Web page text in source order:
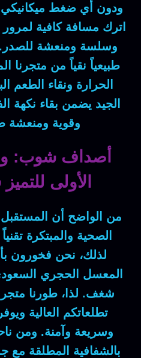
ودون أي ضغط
اترك مسافة كافية لمرور
وسلسة ومنعشة
طبيعياً نقياً من متجرنا
الحرارة ونقاء الطعم
الجيد يضمن بقاء نكهة
وقوية ومنعشة
أصداف شوب:
الأولى
من الواضح أن
الصحية والمبتكرة
لذلك، نحن فخورون
المعسل الحجري
شغف. لذا، طورنا
تطلعاتكم العالية
وسريعة وآمنة. ومن
بالشفافية المطلقة مع